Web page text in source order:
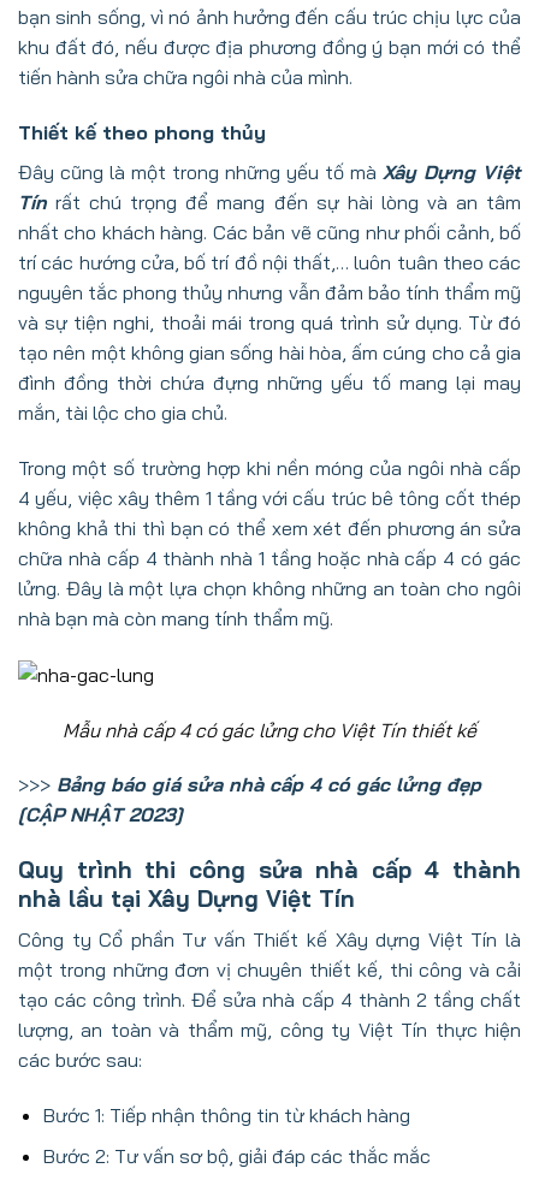
bạn sinh sống, vì nó ảnh hưởng đến cấu trúc chịu lực của
khu đất đó, nếu được địa phương đồng ý bạn mới có thể
tiến hành sửa chữa ngôi nhà của mình.
Thiết kế theo phong thủy
Đây cũng là một trong những yếu tố mà Xây Dựng Việt
Tín rất chú trọng để mang đến sự hài lòng và an tâm
nhất cho khách hàng. Các bản vẽ cũng như phối cảnh, bố
trí các hướng cửa, bố trí đồ nội thất,… luôn tuân theo các
nguyên tắc phong thủy nhưng vẫn đảm bảo tính thẩm mỹ
và sự tiện nghi, thoải mái trong quá trình sử dụng. Từ đó
tạo nên một không gian sống hài hòa, ấm cúng cho cả gia
đình đồng thời chứa đựng những yếu tố mang lại may
mắn, tài lộc cho gia chủ.
Trong một số trường hợp khi nền móng của ngôi nhà cấp
4 yếu, việc xây thêm 1 tầng với cấu trúc bê tông cốt thép
không khả thi thì bạn có thể xem xét đến phương án sửa
chữa nhà cấp 4 thành nhà 1 tầng hoặc nhà cấp 4 có gác
lửng. Đây là một lựa chọn không những an toàn cho ngôi
nhà bạn mà còn mang tính thẩm mỹ.
Mẫu nhà cấp 4 có gác lửng cho Việt Tín thiết kế
>>> Bảng báo giá sửa nhà cấp 4 có gác lửng đẹp
[CẬP NHẬT 2023]
Quy trình thi công sửa nhà cấp 4 thành
nhà lầu tại Xây Dựng Việt Tín
Công ty Cổ phần Tư vấn Thiết kế Xây dựng Việt Tín là
một trong những đơn vị chuyên thiết kế, thi công và cải
tạo các công trình. Để sửa nhà cấp 4 thành 2 tầng chất
lượng, an toàn và thẩm mỹ, công ty Việt Tín thực hiện
các bước sau:
Bước 1: Tiếp nhận thông tin từ khách hàng
Bước 2: Tư vấn sơ bộ, giải đáp các thắc mắc